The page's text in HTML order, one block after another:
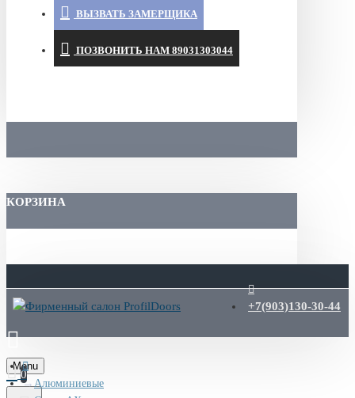
ВЫЗВАТЬ ЗАМЕРЩИКА
ПОЗВОНИТЬ НАМ 89031303044
КОРЗИНА
+7(903)130-30-44
Menu
0
Алюминиевые